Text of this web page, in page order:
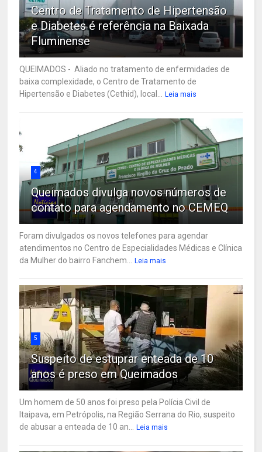
Centro de Tratamento de Hipertensão
e Diabetes é referência na Baixada
Fluminense
QUEIMADOS - Aliado no tratamento de enfermidades de
baixa complexidade, o Centro de Tratamento de
Hipertensão e Diabetes (Cethid), local...
Leia mais
4
Queimados divulga novos números de
contato para agendamento no CEMEQ
Foram divulgados os novos telefones para agendar
atendimentos no Centro de Especialidades Médicas e Clínica
da Mulher do bairro Fanchem...
Leia mais
5
Suspeito de estuprar enteada de 10
anos é preso em Queimados
Um homem de 50 anos foi preso pela Polícia Civil de
Itaipava, em Petrópolis, na Região Serrana do Rio, suspeito
de abusar a enteada de 10 an...
Leia mais